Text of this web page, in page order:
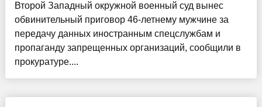
Второй Западный окружной военный суд вынес
обвинительный приговор 46-летнему мужчине за
передачу данных иностранным спецслужбам и
пропаганду запрещенных организаций, сообщили в
прокуратуре....